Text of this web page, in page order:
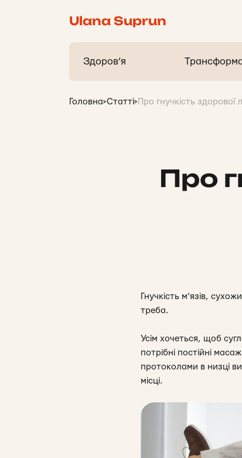
Ulana Suprun
Здоров’я
Головна>Статті> Про гнучкість здорової
Про
Гнучкість м’язів,
треба.
Усім хочеться, щоб
потрібні постійні
протоколами в низці
місці.